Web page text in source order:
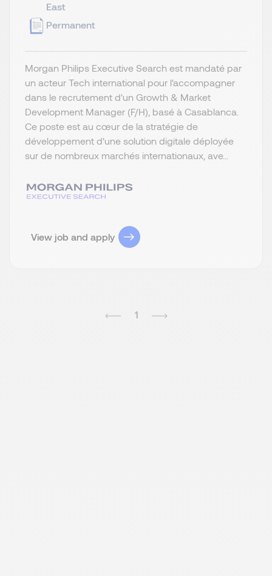
East
Permanent
Morgan Philips Executive Search est mandaté par
un acteur Tech international pour l'accompagner
dans le recrutement d'un Growth & Market
Development Manager (F/H), basé à Casablanca.
Ce poste est au cœur de la stratégie de
développement d'une solution digitale déployée
sur de nombreux marchés internationaux, ave...
View job and apply
1